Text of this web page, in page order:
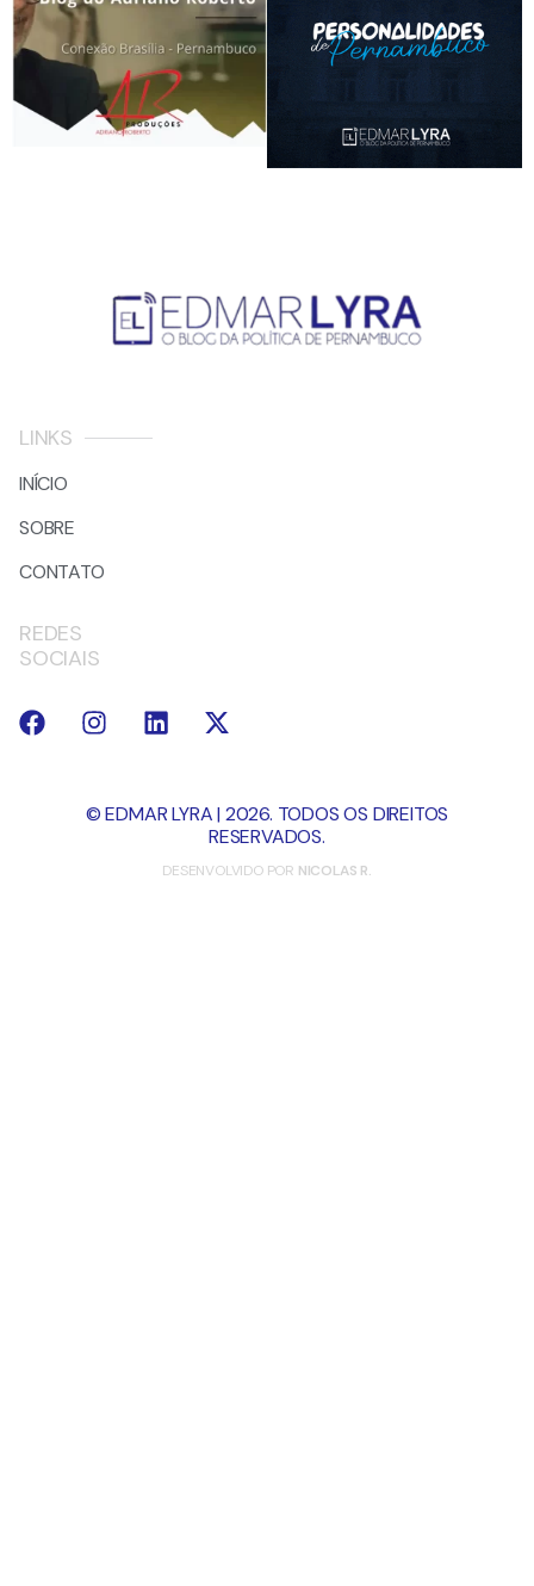
LINKS
INÍCIO
SOBRE
CONTATO
REDES
SOCIAIS
© EDMAR LYRA | 2026. TODOS OS DIREITOS
RESERVADOS.
DESENVOLVIDO POR NICOLAS R.